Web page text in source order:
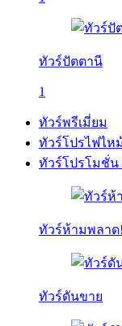
ทัวร์ปัตตานี
1
ทัวร์พรีเมี่ยม
ทัวร์โปรไฟไห
ทัวร์โปรโมชั่น
ทัวร์ห้ามพลาด
ทัวร์ดันขาย